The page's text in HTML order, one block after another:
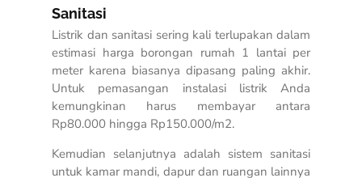
Sanitasi
Listrik dan sanitasi sering kali terlupakan dalam
estimasi harga borongan rumah 1 lantai per
meter karena biasanya dipasang paling akhir.
Untuk pemasangan instalasi listrik Anda
kemungkinan harus membayar antara
Rp80.000 hingga Rp150.000/m2.
Kemudian selanjutnya adalah sistem sanitasi
untuk kamar mandi, dapur dan ruangan lainnya